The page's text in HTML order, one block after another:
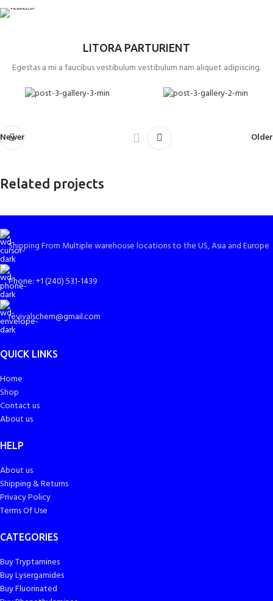
LITORA PARTURIENT
Egestas a mi a faucibus vestibulum vestibulum nam aliquet adipiscing.
Newer Older
Related projects
Kitchen
Suspendisse quam at vestibulum
Shipping From Multiple warehouse locations to the US, Asia and Europe
Phone: +1 (240) 531-1439
revivalschem@gmail.com
QUICK LINKS
Home
Shop
Contact us
About us
HELP
About us
Shipping & Returns
Privacy Policy
Terms Of Use
CATEGORIES
Buy Tryptamines
Buy Lysergamides
Buy Fluorinated